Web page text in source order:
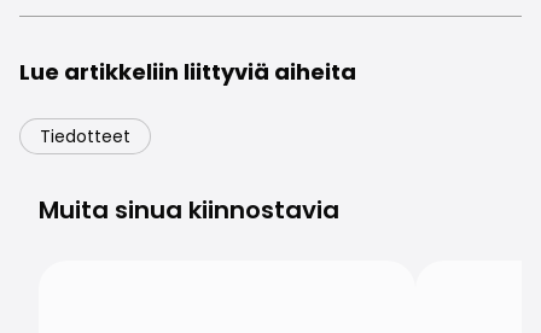
Lue artikkeliin liittyviä aiheita
Tiedotteet
Muita sinua kiinnostavia